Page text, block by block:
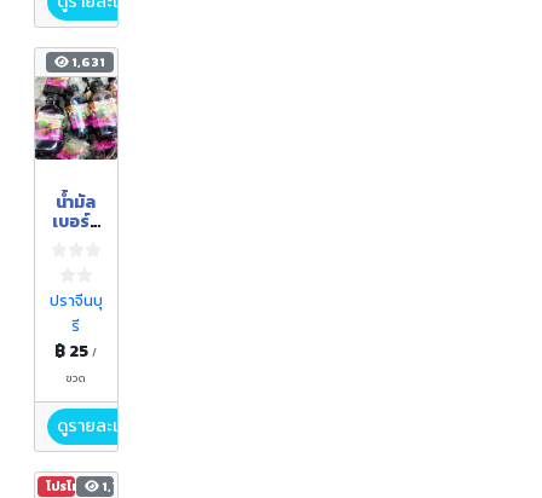
1,631
น้ำมัล
เบอร์รี่
ปราจีนบุ
รี
฿ 25/
ขวด
ดูรายละเอียด
โปรโมชัน1,713